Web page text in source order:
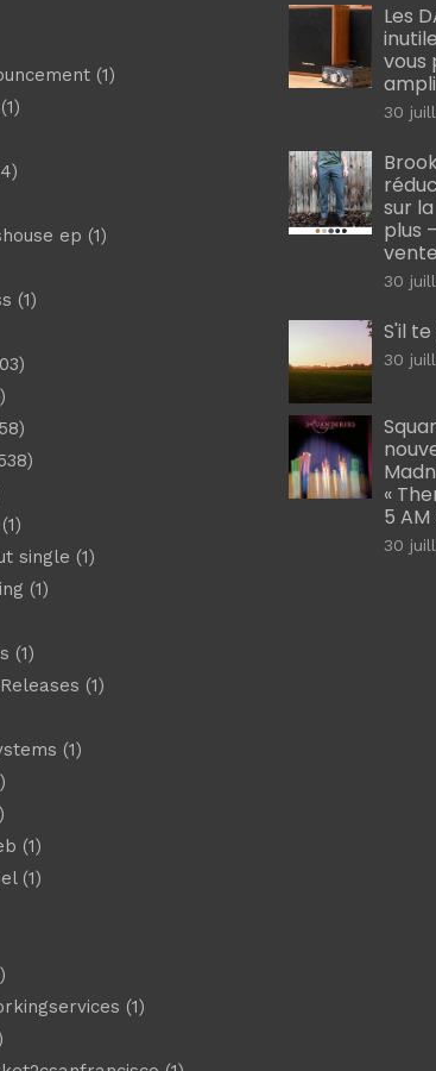
(1)
ep (1)
(1)
(1)
single (1)
(1)
(1)
(1)
(1)
(1)
(1)
(1)
Les
vous
30
sur
plus
30
S'il
30
«
5 AM
30